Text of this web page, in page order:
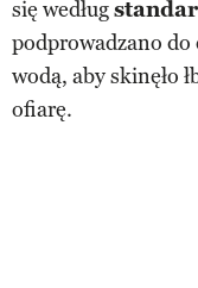
się według
podprowadzano do
wodą, aby skinęło
ofiarę.